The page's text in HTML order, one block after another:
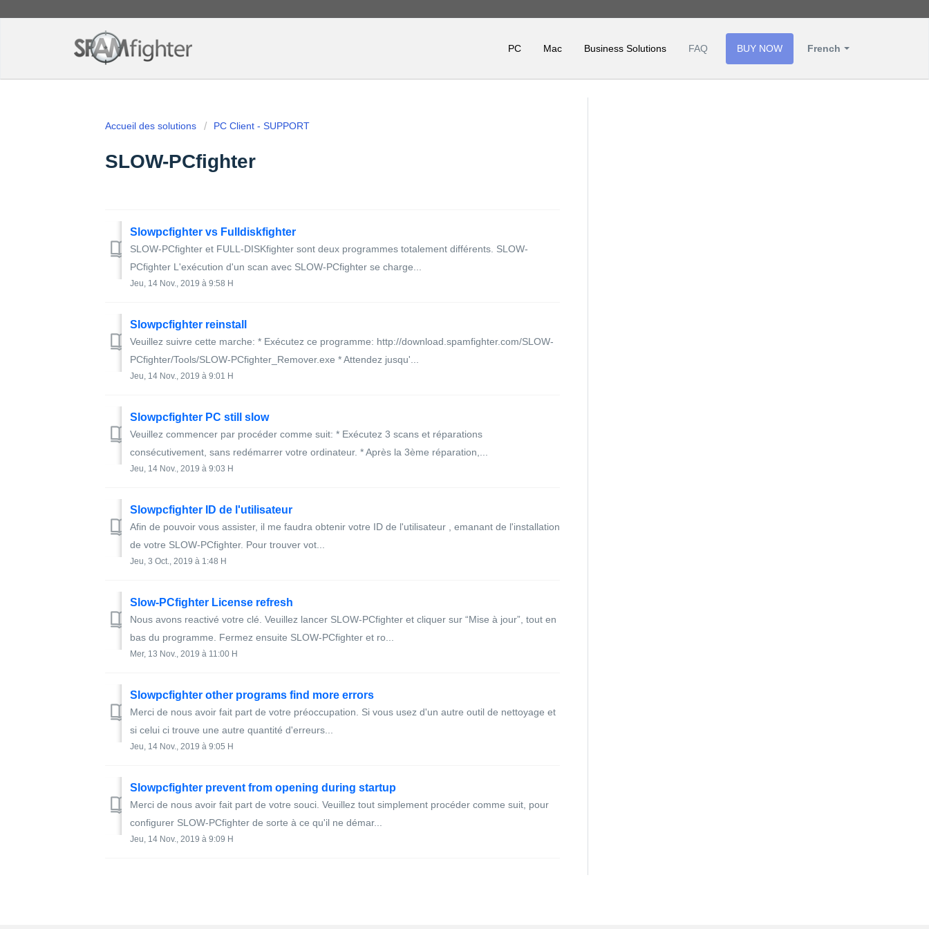
PC Mac Business Solutions FAQ BUY NOW French
Accueil des solutions PC Client - SUPPORT
SLOW-PCfighter
Slowpcfighter vs Fulldiskfighter
SLOW-PCfighter et FULL-DISKfighter sont deux programmes totalement différents. SLOW-
PCfighter L'exécution d'un scan avec SLOW-PCfighter se charge...
Jeu, 14 Nov., 2019 à 9:58 H
Slowpcfighter reinstall
Veuillez suivre cette marche: * Exécutez ce programme: http://download.spamfighter.com/SLOW-
PCfighter/Tools/SLOW-PCfighter_Remover.exe * Attendez jusqu'...
Jeu, 14 Nov., 2019 à 9:01 H
Slowpcfighter PC still slow
Veuillez commencer par procéder comme suit: * Exécutez 3 scans et réparations
consécutivement, sans redémarrer votre ordinateur. * Après la 3ème réparation,...
Jeu, 14 Nov., 2019 à 9:03 H
Slowpcfighter ID de l'utilisateur
Afin de pouvoir vous assister, il me faudra obtenir votre ID de l'utilisateur , emanant de l'installation
de votre SLOW-PCfighter. Pour trouver vot...
Jeu, 3 Oct., 2019 à 1:48 H
Slow-PCfighter License refresh
Nous avons reactivé votre clé. Veuillez lancer SLOW-PCfighter et cliquer sur “Mise à jour”, tout en
bas du programme. Fermez ensuite SLOW-PCfighter et ro...
Mer, 13 Nov., 2019 à 11:00 H
Slowpcfighter other programs find more errors
Merci de nous avoir fait part de votre préoccupation. Si vous usez d'un autre outil de nettoyage et
si celui ci trouve une autre quantité d'erreurs...
Jeu, 14 Nov., 2019 à 9:05 H
Slowpcfighter prevent from opening during startup
Merci de nous avoir fait part de votre souci. Veuillez tout simplement procéder comme suit, pour
configurer SLOW-PCfighter de sorte à ce qu'il ne démar...
Jeu, 14 Nov., 2019 à 9:09 H